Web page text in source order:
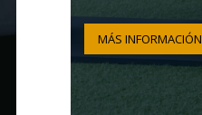
MÁS INFORMACIÓN